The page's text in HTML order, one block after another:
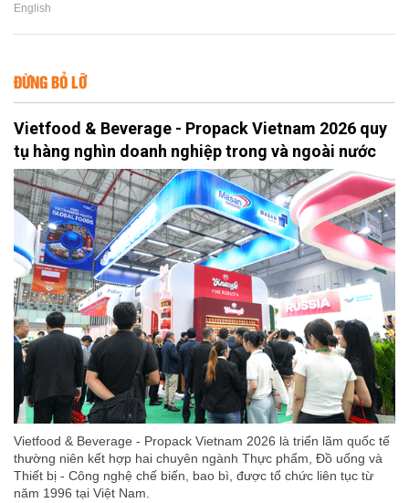
English
ĐỪNG BỎ LỠ
Vietfood & Beverage - Propack Vietnam 2026 quy
tụ hàng nghìn doanh nghiệp trong và ngoài nước
Vietfood & Beverage - Propack Vietnam 2026 là triển lãm quốc tế
thường niên kết hợp hai chuyên ngành Thực phẩm, Đồ uống và
Thiết bị - Công nghệ chế biến, bao bì, được tổ chức liên tục từ
năm 1996 tại Việt Nam.